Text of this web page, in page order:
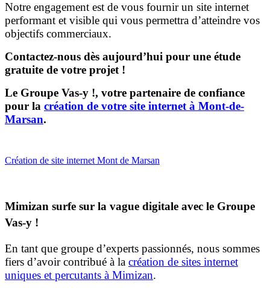
Notre engagement est de vous fournir un site internet
performant et visible qui vous permettra d’atteindre vos
objectifs commerciaux.
Contactez-nous dès aujourd’hui pour une étude
gratuite de votre projet !
Le Groupe Vas-y !, votre partenaire de confiance
pour la création de votre site internet à Mont-de-
Marsan.
Création de site internet Mont de Marsan
Mimizan surfe sur la vague digitale avec le Groupe
Vas-y !
En tant que groupe d’experts passionnés, nous sommes
fiers d’avoir contribué à la création de sites internet
uniques et percutants à Mimizan.